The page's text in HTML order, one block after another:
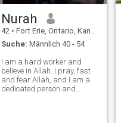
überqueren. Ich habe eine
unersättliche Neugier und
einen Durst nach Wissen. Ich
lerne lebenslang und suche
Perspektiven.
Nurah
42 • Fort Erie, Ontario, Kanada
Suche: Männlich 40 - 54
I am a hard worker and
believe in Allah. I pray, fast
and fear Allah, and I am a
dedicated person and